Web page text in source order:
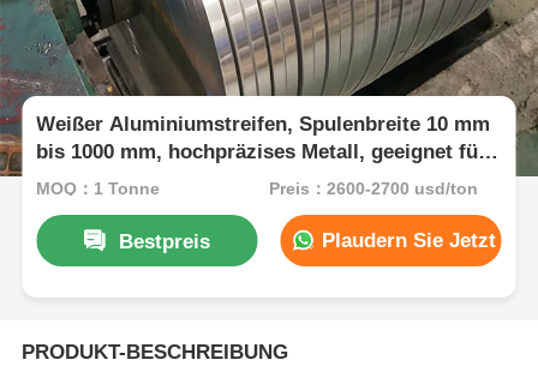
Weißer Aluminiumstreifen, Spulenbreite 10 mm
bis 1000 mm, hochpräzises Metall, geeignet für
Automobilteile und elektrische Geräte
MOQ：1 Tonne Preis：2600-2700 usd/ton
Bestpreis Plaudern Sie Jetzt
PRODUKT-BESCHREIBUNG